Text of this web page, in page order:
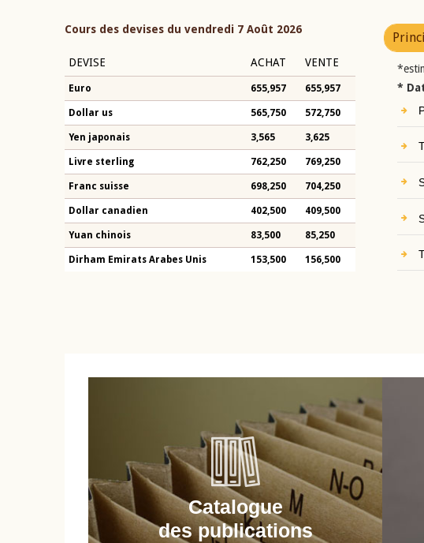
Cours des devises du vendredi 7 Août 2026
DEVISE ACHAT VENTE
Euro 655,957 655,957
Dollar us 565,750 572,750
Yen japonais 3,565 3,625
Livre sterling 762,250 769,250
Franc suisse 698,250 704,250
Dollar canadien 402,500 409,500
Yuan chinois 83,500 85,250
Dirham Emirats Arabes Unis 153,500 156,500
*
Catalogue
des publications